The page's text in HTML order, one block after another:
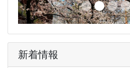
新着情報